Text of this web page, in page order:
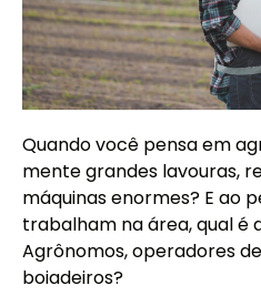
Quando você pensa em
mente grandes lavouras,
máquinas enormes? E ao
trabalham na área, qual é
Agrônomos, operadores
boiadeiros?